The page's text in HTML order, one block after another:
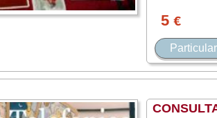
5 €
Particular